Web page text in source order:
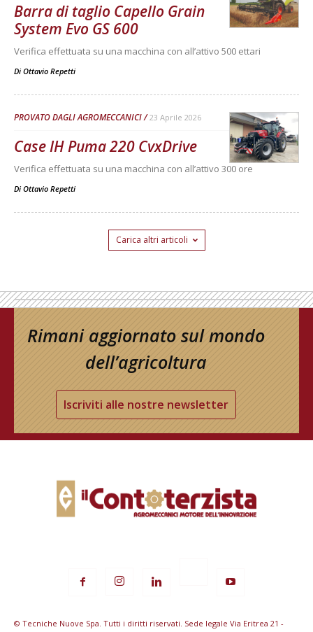
Barra di taglio Capello Grain
System Evo GS 600
Verifica effettuata su una macchina con all’attivo 500 ettari
Di Ottavio Repetti
PROVATO DAGLI AGROMECCANICI 23 Aprile 2026
Case IH Puma 220 CvxDrive
Verifica effettuata su una macchina con all’attivo 300 ore
Di Ottavio Repetti
Carica altri articoli
Rimani aggiornato sul mondo
dell’agricoltura
Iscriviti alle nostre newsletter
© Tecniche Nuove Spa. Tutti i diritti riservati. Sede legale Via Eritrea 21 -